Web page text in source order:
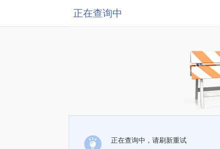
正在查询中
正在查询中，请刷新重试